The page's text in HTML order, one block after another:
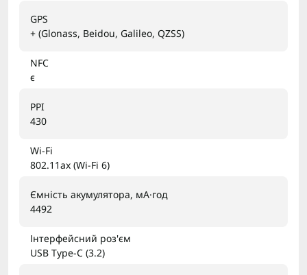
GPS
+ (Glonass, Beidou, Galileo, QZSS)
NFC
є
PPI
430
Wi-Fi
802.11ax (Wi-Fi 6)
Ємність акумулятора, мА·год
4492
Інтерфейсний роз'єм
USB Type-C (3.2)